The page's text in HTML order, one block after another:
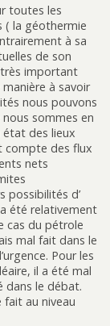
toutes les
( la géothermie
à sa
de son
important
à savoir
nous pouvons
sommes en
état des lieux
compte des flux
nets
possibilités d’
été relativement
cas du pétrole
mal fait dans le
Pour les
il a été mal
dans le débat.
au niveau